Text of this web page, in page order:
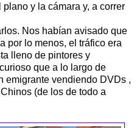
y la cámara y, a correr
Nos habían avisado que
por lo menos, el tráfico era
lleno de pintores y
que a lo largo de
emigrante vendiendo DVDs ,
(de los de todo a